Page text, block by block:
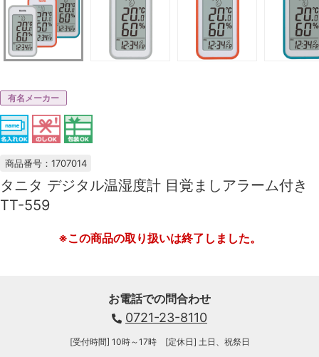
有名メーカー
商品番号：1707014
タニタ デジタル温湿度計 目覚ましアラーム付き
TT-559
※この商品の取り扱いは終了しました。
お電話での問合わせ
0721-23-8110
[受付時間] 10時～17時 [定休日] 土日、祝祭日